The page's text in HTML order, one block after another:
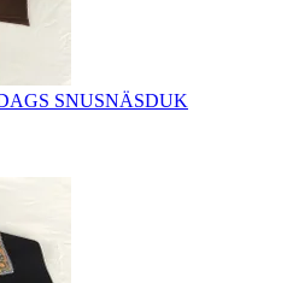
SNUSNÄSDUK